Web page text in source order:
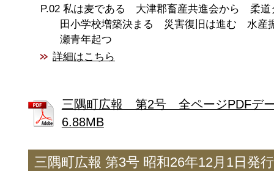
私は麦である 大津郡畜産共進会から 柔
田小学校増築決まる 災害復旧は進む 水産
瀬青年起つ
詳細はこちら
三隅町広報 第2号 全ページPDFデ
6.88MB
三隅町広報 第3号 昭和26年12月1日発行